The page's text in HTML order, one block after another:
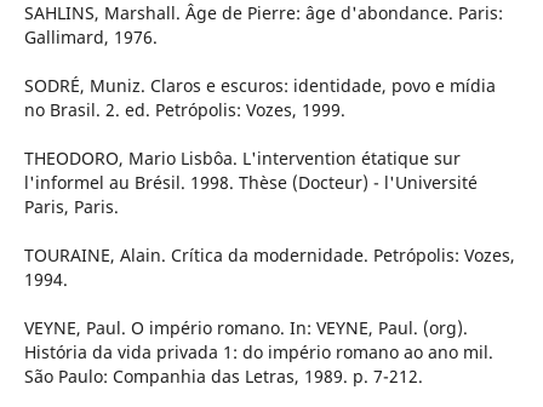
SAHLINS, Marshall. Âge de Pierre: âge d'abondance. Paris:
Gallimard, 1976.
SODRÉ, Muniz. Claros e escuros: identidade, povo e mídia
no Brasil. 2. ed. Petrópolis: Vozes, 1999.
THEODORO, Mario Lisbôa. L'intervention étatique sur
l'informel au Brésil. 1998. Thèse (Docteur) - l'Université
Paris, Paris.
TOURAINE, Alain. Crítica da modernidade. Petrópolis: Vozes,
1994.
VEYNE, Paul. O império romano. In: VEYNE, Paul. (org).
História da vida privada 1: do império romano ao ano mil.
São Paulo: Companhia das Letras, 1989. p. 7-212.